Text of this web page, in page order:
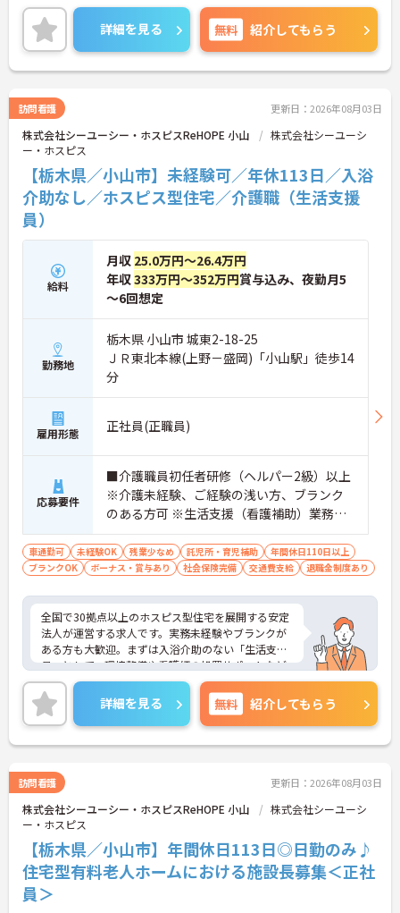
味をお持ちの方はお気軽にお問い合わせください。
詳細を見る 無料 紹介してもらう
訪問看護 更新日：2026年08月03日
株式会社シーユーシー・ホスピスReHOPE 小山
株式会社シーユーシ
ー・ホスピス
【栃木県／小山市】未経験可／年休113日／入浴
介助なし／ホスピス型住宅／介護職（生活支援
員）
給料
月収 25.0万円～26.4万円
年収333万円～352万円賞与込み、夜勤月5
～6回想定
勤務地
栃木県 小山市 城東2-18-25
ＪＲ東北本線(上野－盛岡)「小山駅」徒歩14
分
雇用形態 正社員(正職員)
応募要件
■介護職員初任者研修（ヘルパー2級）以上
※介護未経験、ご経験の浅い方、ブランク
のある方可 ※生活支援（看護補助）業務か
ら経験し、訪問介護員へのキャリアアップ
を目指せます
車通勤可 未経験OK 残業少なめ 託児所・育児補助
年間休日110日以上
ブランクOK
ボーナス・賞与あり 社会保険完備 交通費支給 退職金制度あり
全国で30拠点以上のホスピス型住宅を展開する安定
法人が運営する求人です。実務未経験やブランクが
ある方も大歓迎。まずは入浴介助のない「生活支援
員」として、環境整備や看護師の処置サポートなど
の業務からスタートし、無理なくホスピスケアの経
験を積むことができ、ゆくゆくは訪問介護員へステ
ップアップすることも可能です。残業は全社平均月5
時間程度と少なく、連続休暇の取得で支援金が支給
される独自の制度や、自由診療の割引が受けられる
時間連携の訪問診療医もいるため、医療依存度の高
い方へのケアもチームで安心して取り組める環境で
す。
★おすすめPOINT★
【無理なくステップアップできる業務内容】
・実務未経験からでも挑戦可能です
・入浴介助なし、まずは生活支援や看護師のサポー
詳細を見る 無料 紹介してもらう
訪問看護 更新日：2026年08月03日
株式会社シーユーシー・ホスピスReHOPE 小山
株式会社シーユーシ
ー・ホスピス
【栃木県／小山市】年間休日113日◎日勤のみ♪
住宅型有料老人ホームにおける施設長募集＜正社
員＞